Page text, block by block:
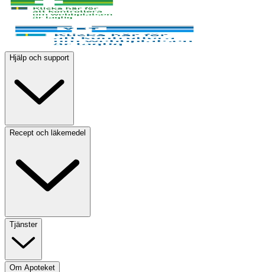
Hjälp och support
Recept och läkemedel
Tjänster
Om Apoteket